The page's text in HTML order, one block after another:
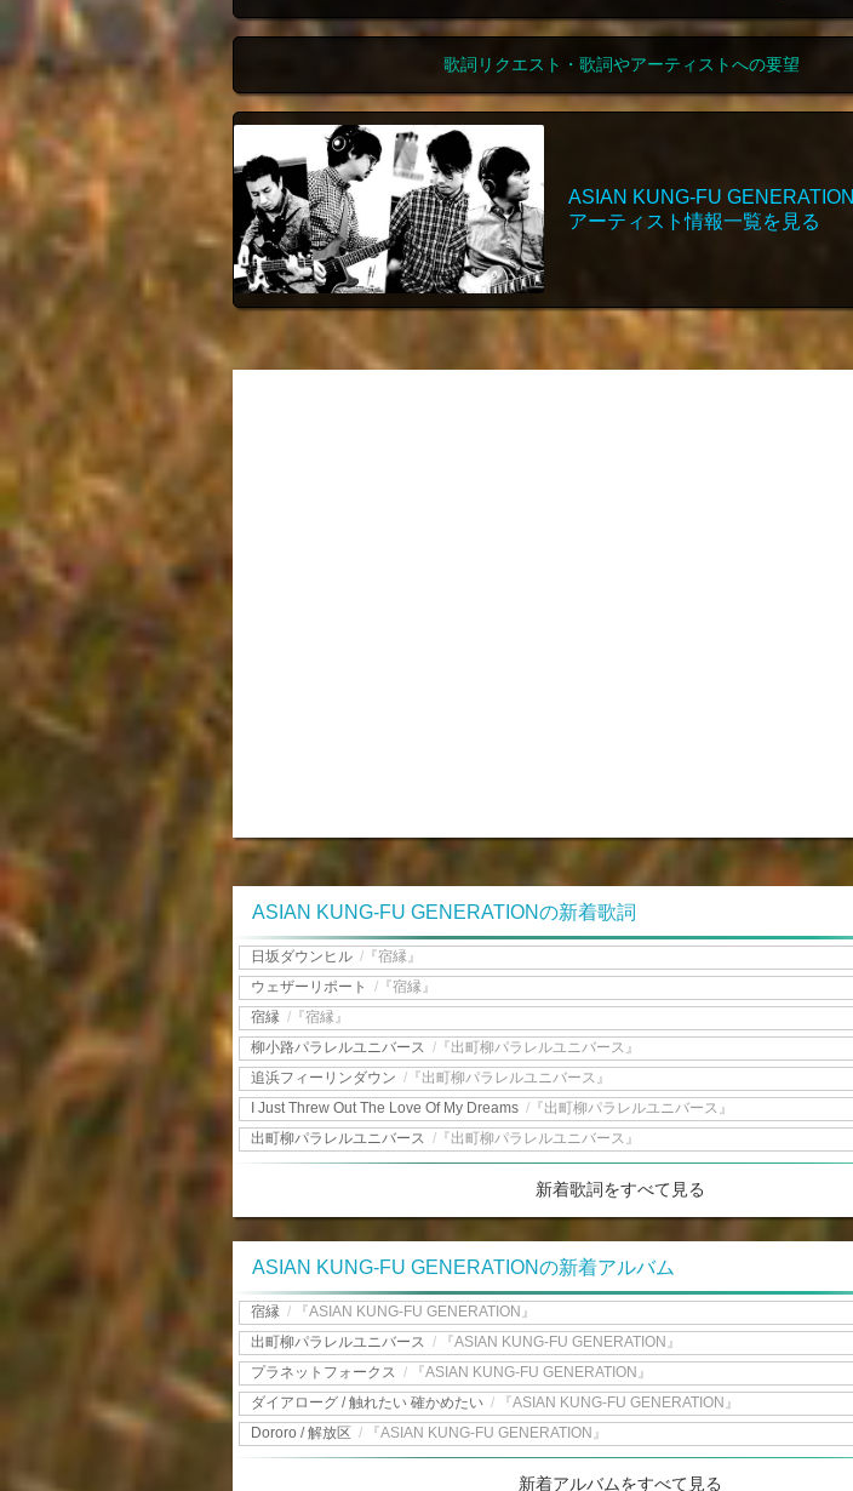
歌詞リクエスト・歌詞やアーティストへの要望
ASIAN KUNG-FU GENERATION
アーティスト情報一覧を見る
ASIAN KUNG-FU GENERATIONの新着歌詞
日坂ダウンヒル / 『宿縁』
ウェザーリポート / 『宿縁』
宿縁 / 『宿縁』
柳小路パラレルユニバース / 『出町柳パラレルユニバース』
追浜フィーリンダウン / 『出町柳パラレルユニバース』
I Just Threw Out The Love Of My Dreams / 『出町柳パラレルユニバース』
出町柳パラレルユニバース / 『出町柳パラレルユニバース』
新着歌詞をすべて見る
ASIAN KUNG-FU GENERATIONの新着アルバム
宿縁 /
『ASIAN KUNG-FU GENERATION』
出町柳パラレルユニバース /
『ASIAN KUNG-FU GENERATION』
プラネットフォークス /
『ASIAN KUNG-FU GENERATION』
ダイアローグ / 触れたい 確かめたい /
『ASIAN KUNG-FU GENERATION』
Dororo / 解放区 / 『ASIAN KUNG-FU GENERATION』
新着アルバムをすべて見る